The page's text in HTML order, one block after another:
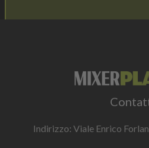
Indirizzo: Viale Enrico